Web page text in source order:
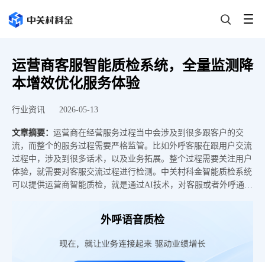
运营商客服智能质检系统，全量监测降
本增效优化服务体验
行业资讯 2026-05-13
文章摘要： 运营商在经营服务过程当中会涉及到很多跟客户的交
流，而整个的服务过程需要严格监管。比如外呼客服在跟用户交流
过程中，涉及到很多话术，以及业务拓展。整个过程需要关注用户
体验，就需要对客服交流过程进行检测。中关村科金智能质检系统
可以提供运营商智能质检，就是通过AI技术，对客服或者外呼通话
外呼语音质检